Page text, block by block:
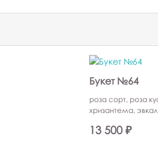
Букет №64
роза сорт, роза
хризантема,
13 500 ₽